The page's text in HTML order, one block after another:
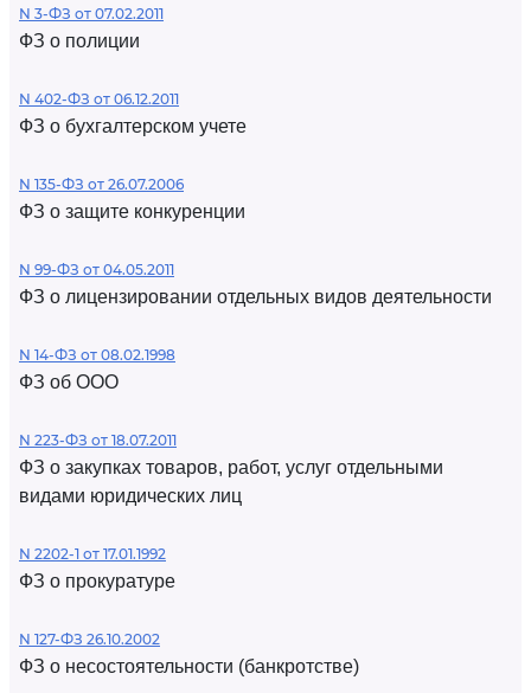
N 3-ФЗ от 07.02.2011
ФЗ о полиции
N 402-ФЗ от 06.12.2011
ФЗ о бухгалтерском учете
N 135-ФЗ от 26.07.2006
ФЗ о защите конкуренции
N 99-ФЗ от 04.05.2011
ФЗ о лицензировании отдельных видов деятельности
N 14-ФЗ от 08.02.1998
ФЗ об ООО
N 223-ФЗ от 18.07.2011
ФЗ о закупках товаров, работ, услуг отдельными
видами юридических лиц
N 2202-1 от 17.01.1992
ФЗ о прокуратуре
N 127-ФЗ 26.10.2002
ФЗ о несостоятельности (банкротстве)